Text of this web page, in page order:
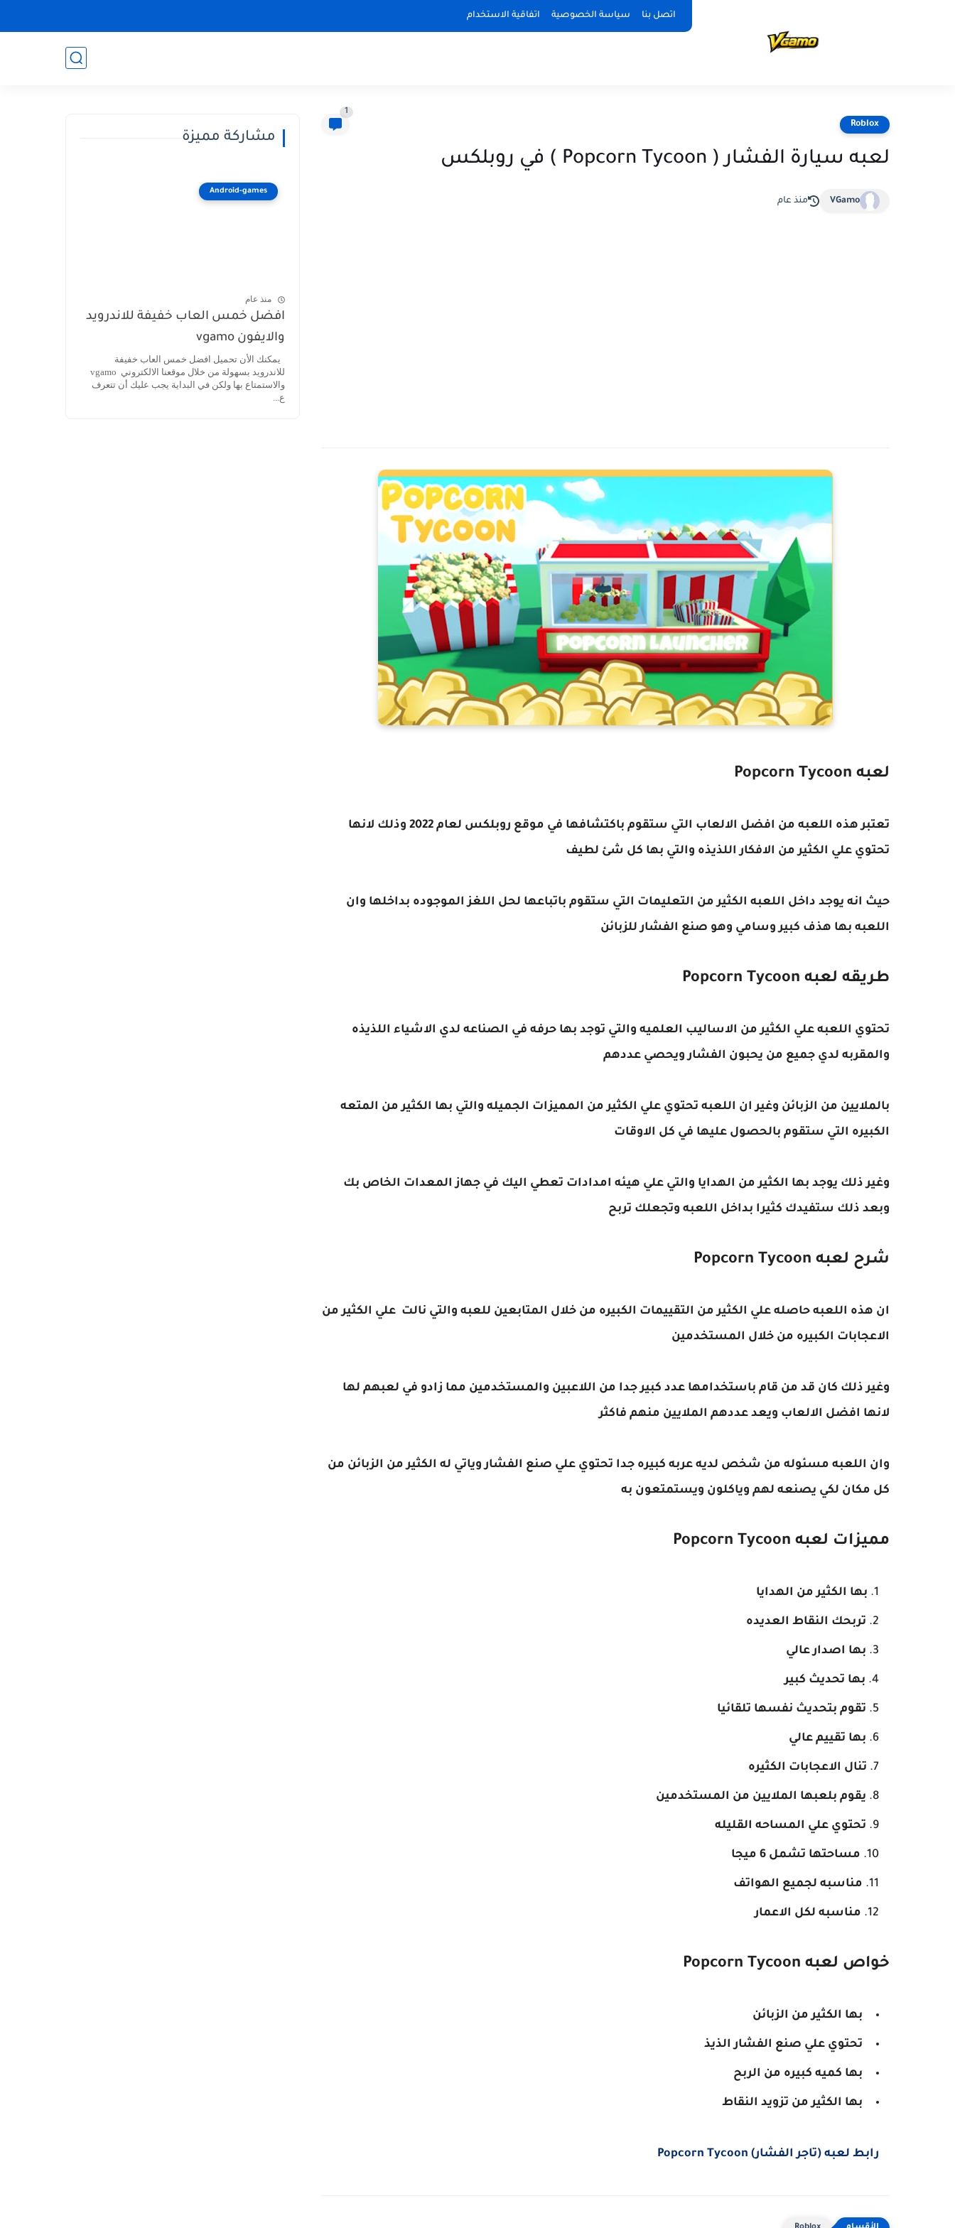
اتصل بنا سياسة الخصوصية اتفاقية الاستخدام
Roblox
1
لعبه سيارة الفشار ( Popcorn Tycoon ) في روبلكس
VGamo منذ عام
لعبه Popcorn Tycoon
تعتبر هذه اللعبه من افضل الالعاب التي ستقوم باكتشافها في موقع روبلكس لعام 2022 وذلك لانها
تحتوي علي الكثير من الافكار اللذيذه والتي بها كل شئ لطيف
حيث انه يوجد داخل اللعبه الكثير من التعليمات التي ستقوم باتباعها لحل اللغز الموجوده بداخلها وان
اللعبه بها هذف كبير وسامي وهو صنع الفشار للزبائن
طريقه لعبه Popcorn Tycoon
تحتوي اللعبه علي الكثير من الاساليب العلميه والتي توجد بها حرفه في الصناعه لدي الاشياء اللذيذه
والمقربه لدي جميع من يحبون الفشار ويحصي عددهم
بالملايين من الزبائن وغير ان اللعبه تحتوي علي الكثير من المميزات الجميله والتي بها الكثير من المتعه
الكبيره التي ستقوم بالحصول عليها في كل الاوقات
وغير ذلك يوجد بها الكثير من الهدايا والتي علي هيئه امدادات تعطي اليك في جهاز المعدات الخاص بك
وبعد ذلك ستفيدك كثيرا بداخل اللعبه وتجعلك تربح
شرح لعبه Popcorn Tycoon
ان هذه اللعبه حاصله علي الكثير من التقييمات الكبيره من خلال المتابعين للعبه والتي نالت علي الكثير من
الاعجابات الكبيره من خلال المستخدمين
وغير ذلك كان قد من قام باستخدامها عدد كبير جدا من اللاعبين والمستخدمين مما زادو في لعبهم لها
لانها افضل الالعاب ويعد عددهم الملايين منهم فاكثر
وان اللعبه مسئوله من شخص لديه عربه كبيره جدا تحتوي علي صنع الفشار وياتي له الكثير من الزبائن من
كل مكان لكي يصنعه لهم وياكلون ويستمتعون به
مميزات لعبه Popcorn Tycoon
بها الكثير من الهدايا
تربحك النقاط العديده
بها اصدار عالي
بها تحديث كبير
تقوم بتحديث نفسها تلقائيا
بها تقييم عالي
تنال الاعجابات الكثيره
يقوم بلعبها الملايين من المستخدمين
تحتوي علي المساحه القليله
مساحتها تشمل 6 ميجا
مناسبه لجميع الهواتف
مناسبه لكل الاعمار
خواص لعبه Popcorn Tycoon
بها الكثير من الزبائن
تحتوي علي صنع الفشار الذيذ
بها كميه كبيره من الربح
بها الكثير من تزويد النقاط
رابط لعبه (تاجر الفشار) Popcorn Tycoon
مشاركة مميزة
Android-games
منذ عام
افضل خمس العاب خفيفة للاندرويد
والايفون vgamo
يمكنك الأن تحميل افضل خمس العاب خفيفة
للاندرويد بسهولة من خلال موقعنا الالكتروني vgamo
والاستمتاع بها ولكن في البداية يجب عليك أن تتعرف
ع...